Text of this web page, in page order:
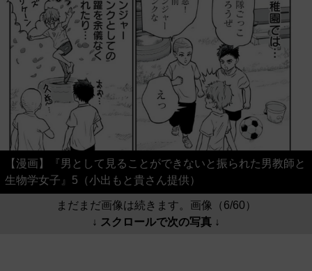
【漫画】『男として見ることができないと振られた男教師と
生物学女子』5（小出もと貴さん提供）
まだまだ画像は続きます。画像（6/60）
↓ スクロールで次の写真 ↓